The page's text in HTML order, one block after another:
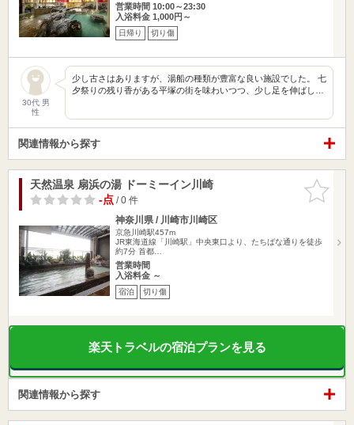
営業時間 10:00～23:30
入浴料金 1,000円～
日帰り 切り傷
30代 男
性
少し古さはありますが、湯船の種類が豊富な良い施設でした。 七
夕祭りの残り香がある平塚の街を味わいつつ、少し足を伸ばし…
関連情報から探す
お気に入
りに追加
天然温泉 扇浜の湯 ドーミーイン川崎
-点/ 0 件
神奈川県 / 川崎市川崎区
京急川崎駅457m
JR東海道線「川崎駅」中央東口より、たちばな通りを徒歩
約7分 首都…
営業時間
入浴料金 ～
宿泊 切り傷
楽天トラベルの宿泊プランを見る
関連情報から探す